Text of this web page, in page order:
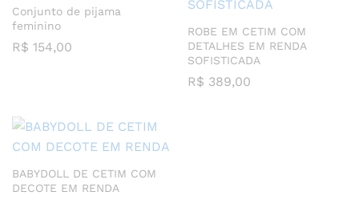
Conjunto de pijama
feminino
R$ 154,00
ROBE EM CETIM COM
DETALHES EM RENDA
SOFISTICADA
R$ 389,00
BABYDOLL DE CETIM COM
DECOTE EM RENDA